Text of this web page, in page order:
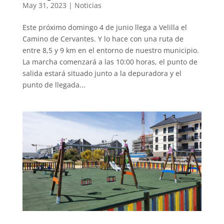
May 31, 2023 | Noticias
Este próximo domingo 4 de junio llega a Velilla el
Camino de Cervantes. Y lo hace con una ruta de
entre 8,5 y 9 km en el entorno de nuestro municipio.
La marcha comenzará a las 10:00 horas, el punto de
salida estará situado junto a la depuradora y el
punto de llegada...